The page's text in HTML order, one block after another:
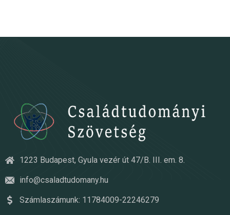
1223 Budapest, Gyula vezér út 47/B. III. em. 8.
info@csaladtudomany.hu
Számlaszámunk: 11784009-22246279